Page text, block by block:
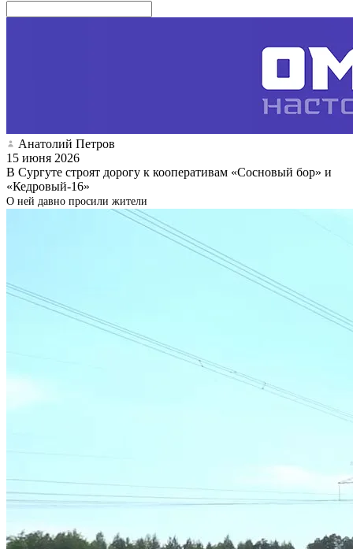
Анатолий Петров
15 июня 2026
В Сургуте строят дорогу к кооперативам «Сосновый бор» и
«Кедровый-16»
О ней давно просили жители